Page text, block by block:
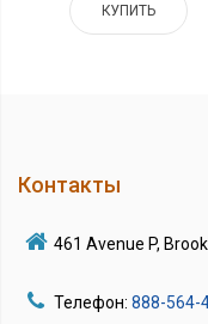
КУПИТЬ
Контакты
461 Avenue P,
Телефон: 888-564-